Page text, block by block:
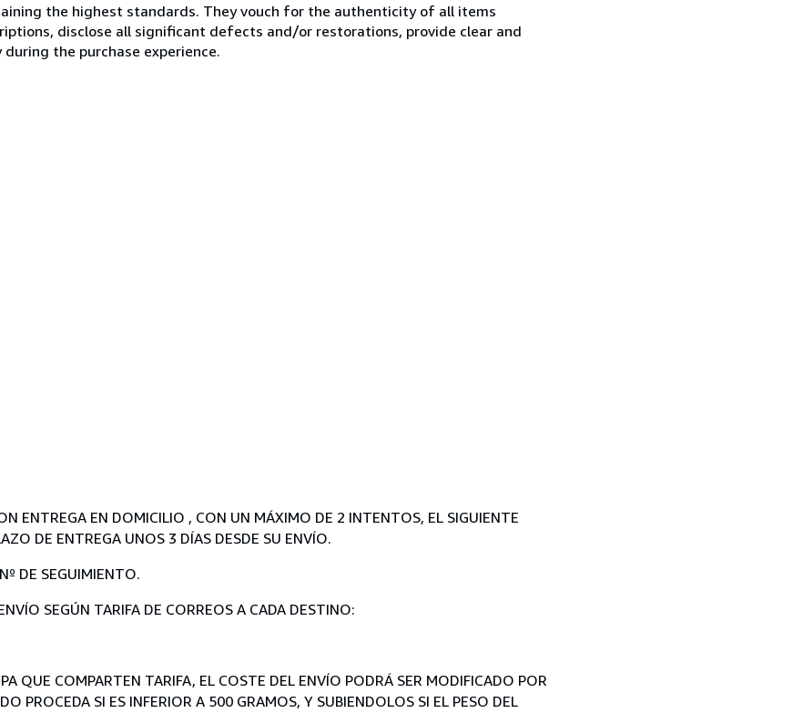
the highest standards. They vouch for the authenticity of all items
disclose all significant defects and/or restorations, provide clear and
the purchase experience.
ENTREGA EN DOMICILIO , CON UN MÁXIMO DE 2 INTENTOS, EL SIGUIENTE
DE ENTREGA UNOS 3 DÍAS DESDE SU ENVÍO.
DE SEGUIMIENTO.
SEGÚN TARIFA DE CORREOS A CADA DESTINO:
QUE COMPARTEN TARIFA, EL COSTE DEL ENVÍO PODRÁ SER MODIFICADO POR
PROCEDA SI ES INFERIOR A 500 GRAMOS, Y SUBIENDOLOS SI EL PESO DEL